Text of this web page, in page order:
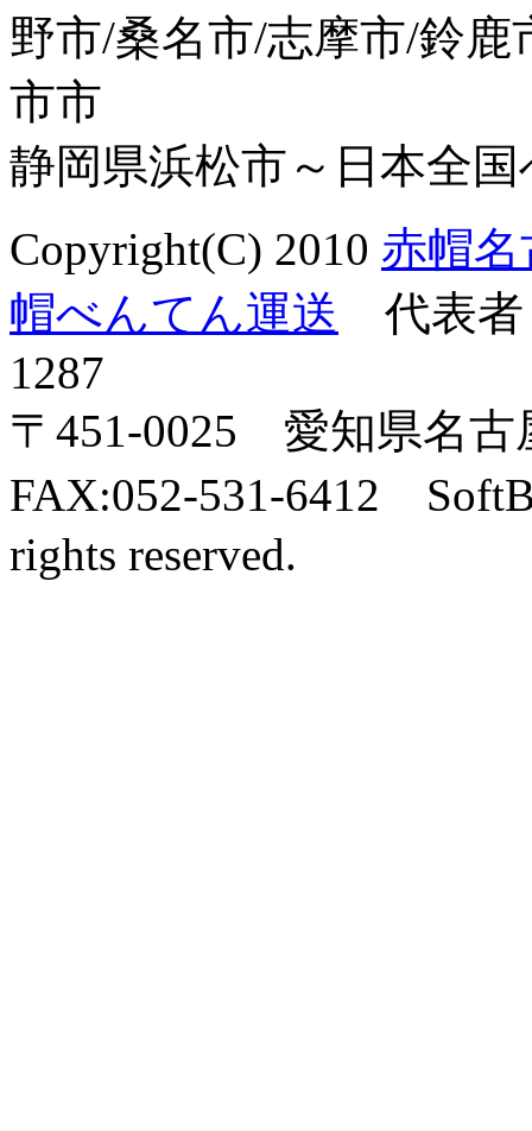
野市/桑名市/志摩市/鈴
市市
静岡県浜松市～日本全
Copyright(C) 2010 赤帽
帽べんてん運送 代表
1287
〒451-0025 愛知県名
FAX:052-531-6412
rights reserved.